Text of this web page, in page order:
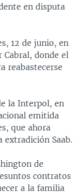
en disputa
12 de junio, en
donde el
reabastecerse
la Interpol, en
emitida
que ahora
extradición Saab.
de
contratos
a la familia